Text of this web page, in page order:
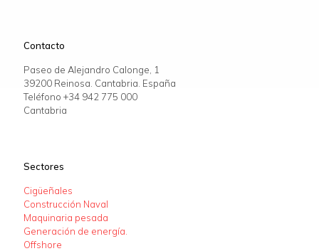
Contacto
Paseo de Alejandro Calonge, 1
39200 Reinosa. Cantabria. España
Teléfono +34 942 775 000
Cantabria
Sectores
Cigüeñales
Construcción Naval
Maquinaria pesada
Generación de energía.
Offshore